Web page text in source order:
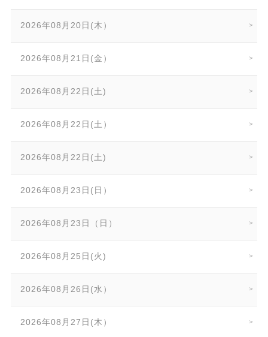
2026年08月20日(木）
2026年08月21日(金）
2026年08月22日(土)
2026年08月22日(土）
2026年08月22日(土)
2026年08月23日(日）
2026年08月23日（日）
2026年08月25日(火)
2026年08月26日(水）
2026年08月27日(木）